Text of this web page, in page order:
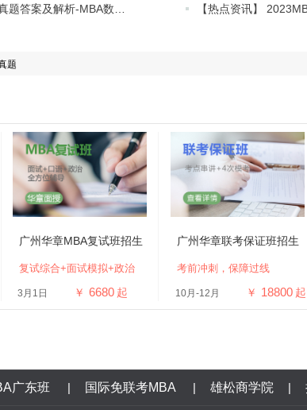
题
广州华章MBA复试班招生
复试综合+面试模拟+政治
3月1日 ￥ 6680 起
广州华章联考保证班招生
考前冲刺，保障过线
10月-12月 ￥ 18800 起
广东班 | 国际免联考MBA | 雄松商学院 |